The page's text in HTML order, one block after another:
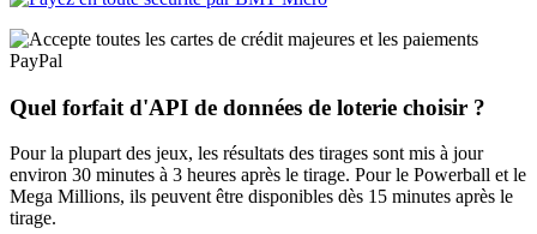
Quel forfait d'API de données de loterie choisir ?
Pour la plupart des jeux, les résultats des tirages sont mis à jour
environ 30 minutes à 3 heures après le tirage. Pour le Powerball et le
Mega Millions, ils peuvent être disponibles dès 15 minutes après le
tirage.